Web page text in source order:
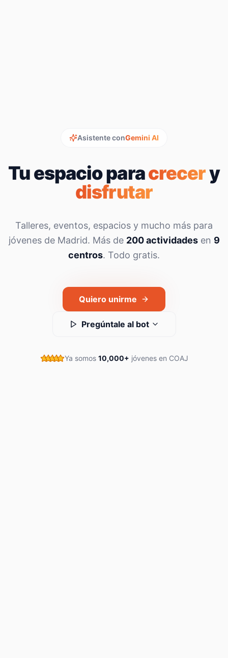
Asistente conGemini AI
Tu espacio paracrecery
disfrutar
Talleres, eventos, espacios y mucho más para
jóvenes de Madrid. Más de 200 actividadesen 9
centros. Todo gratis.
Quiero unirme
Pregúntale al bot
Ya somos 10,000+ jóvenes en COAJ